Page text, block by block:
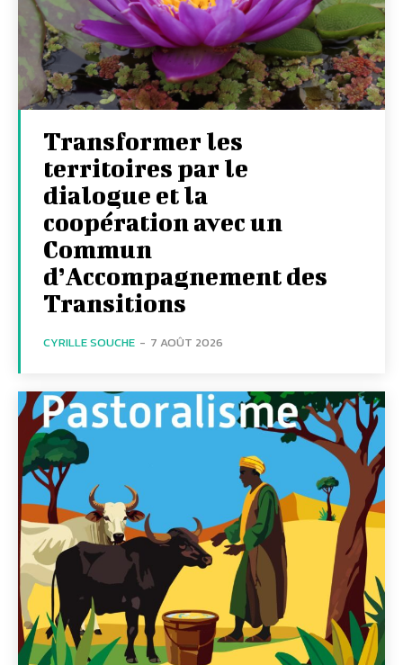
Transformer les
territoires par le
dialogue et la
coopération avec un
Commun
d’Accompagnement des
Transitions
CYRILLE SOUCHE - 7 AOÛT 2026